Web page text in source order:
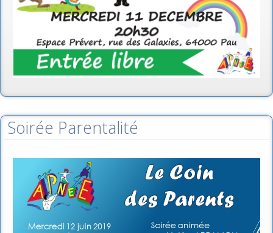
Soirée Parentalité